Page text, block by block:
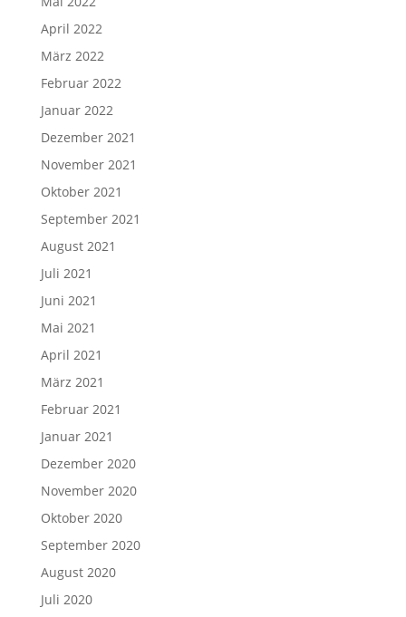
April 2022
März 2022
Februar 2022
Januar 2022
Dezember 2021
November 2021
Oktober 2021
September 2021
August 2021
Juli 2021
Juni 2021
Mai 2021
April 2021
März 2021
Februar 2021
Januar 2021
Dezember 2020
November 2020
Oktober 2020
September 2020
August 2020
Juli 2020